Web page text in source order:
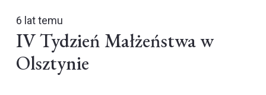
6 lat temu
IV Tydzień Małżeństwa w
Olsztynie